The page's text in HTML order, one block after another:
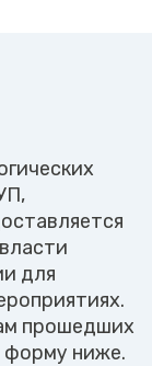
для
прошедших
форму ниже.